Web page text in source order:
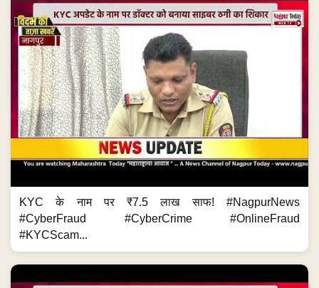
KYC के नाम पर ₹7.5 लाख साफ! #NagpurNews
#CyberFraud #CyberCrime #OnlineFraud
#KYCScam...